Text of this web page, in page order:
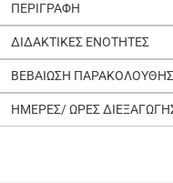
ΠΕΡΙΓΡΑΦΗ
ΔΙΔΑΚΤΙΚΕΣ ΕΝΟΤΗΤΕΣ
ΒΕΒΑΙΩΣΗ
ΗΜΕΡΕΣ/ ΩΡΕΣ